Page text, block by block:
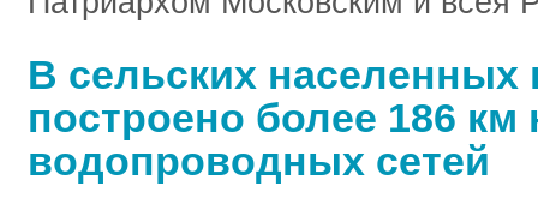
В сельских населенных
построено более 186
водопроводных сетей